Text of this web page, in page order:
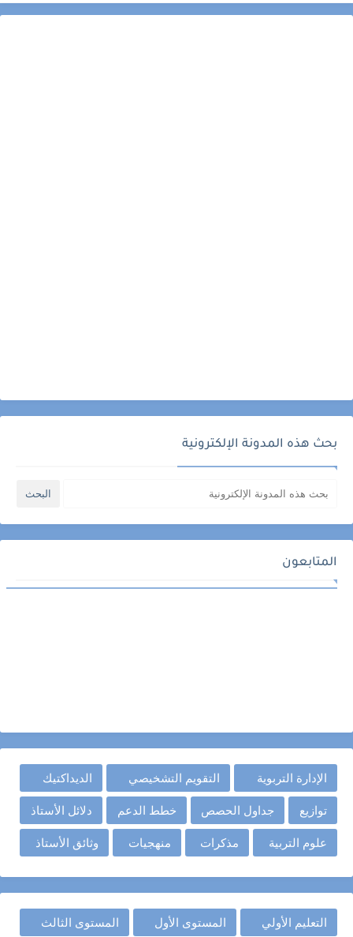
بحث هذه المدونة الإلكترونية
المتابعون
الإدارة التربوية التقويم التشخيصي الديداكتيك
توازيع جداول الحصص خطط الدعم دلائل الأستاذ
علوم التربية مذكرات منهجيات وثائق الأستاذ
التعليم الأولي المستوى الأول المستوى الثالث